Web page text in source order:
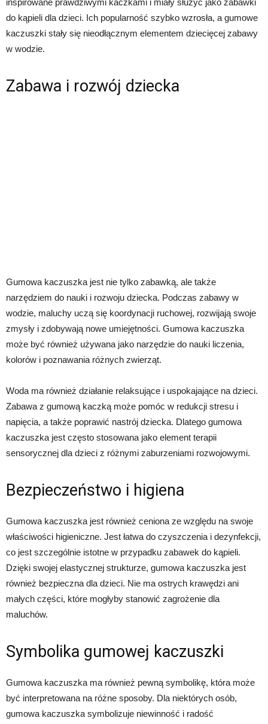
inspirowane prawdziwymi kaczkami i miały służyć jako zabawki
do kąpieli dla dzieci. Ich popularność szybko wzrosła, a gumowe
kaczuszki stały się nieodłącznym elementem dziecięcej zabawy
w wodzie.
Zabawa i rozwój dziecka
Gumowa kaczuszka jest nie tylko zabawką, ale także
narzędziem do nauki i rozwoju dziecka. Podczas zabawy w
wodzie, maluchy uczą się koordynacji ruchowej, rozwijają swoje
zmysły i zdobywają nowe umiejętności. Gumowa kaczuszka
może być również używana jako narzędzie do nauki liczenia,
kolorów i poznawania różnych zwierząt.
Woda ma również działanie relaksujące i uspokajające na dzieci.
Zabawa z gumową kaczką może pomóc w redukcji stresu i
napięcia, a także poprawić nastrój dziecka. Dlatego gumowa
kaczuszka jest często stosowana jako element terapii
sensorycznej dla dzieci z różnymi zaburzeniami rozwojowymi.
Bezpieczeństwo i higiena
Gumowa kaczuszka jest również ceniona ze względu na swoje
właściwości higieniczne. Jest łatwa do czyszczenia i dezynfekcji,
co jest szczególnie istotne w przypadku zabawek do kąpieli.
Dzięki swojej elastycznej strukturze, gumowa kaczuszka jest
również bezpieczna dla dzieci. Nie ma ostrych krawędzi ani
małych części, które mogłyby stanowić zagrożenie dla
maluchów.
Symbolika gumowej kaczuszki
Gumowa kaczuszka ma również pewną symbolikę, która może
być interpretowana na różne sposoby. Dla niektórych osób,
gumowa kaczuszka symbolizuje niewinność i radość